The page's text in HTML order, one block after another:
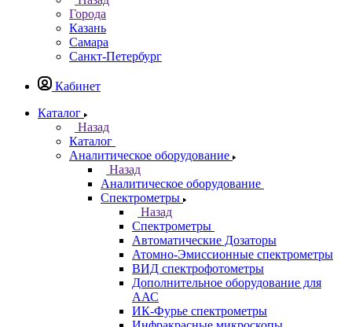
Казань
Назад
Города
Казань
Санкт-Петербург